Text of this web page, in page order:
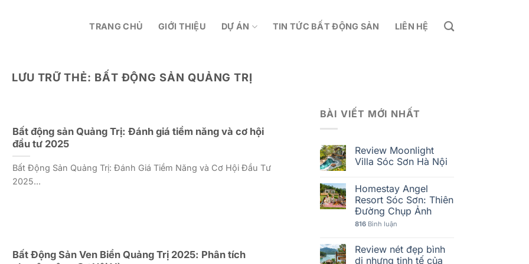
TRANG CHỦ GIỚI THIỆU DỰ ÁN TIN TỨC BẤT ĐỘNG SẢN LIÊN HỆ
LƯU TRỮ THẺ: BẤT ĐỘNG SẢN QUẢNG TRỊ
Bất động sản Quảng Trị: Đánh giá tiềm năng và cơ hội
đầu tư 2025
Bất Động Sản Quảng Trị: Đánh Giá Tiềm Năng và Cơ Hội Đầu Tư
2025...
Bất Động Sản Ven Biển Quảng Trị 2025: Phân tích
BÀI VIẾT MỚI NHẤT
Review Moonlight
Villa Sóc Sơn Hà Nội
Homestay Angel
Resort Sóc Sơn: Thiên
Đường Chụp Ảnh
816Bình luận
Review nét đẹp bình
dị nhưng tinh tế của